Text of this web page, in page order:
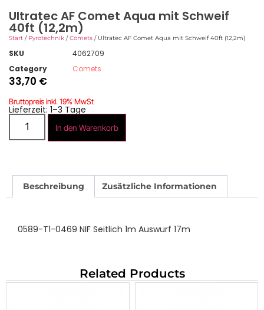
Ultratec AF Comet Aqua mit Schweif
40ft (12,2m)
Start / Pyrotechnik /Comets / Ultratec AF Comet Aqua mit Schweif 40ft (12,2m)
SKU
4062709
Category
Comets
33,70 €
Bruttopreis inkl. 19% MwSt
Lieferzeit: 1–3 Tage
In den Warenkorb
Beschreibung Zusätzliche Informationen
0589-T1-0469 NIF Seitlich 1m Auswurf 17m
Related Products